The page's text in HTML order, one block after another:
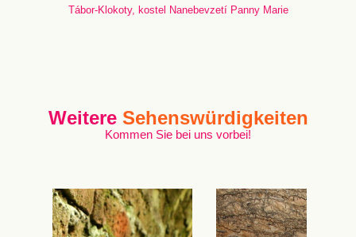
Tábor-Klokoty, kostel Nanebevzetí Panny Marie
Weitere Sehenswürdigkeiten
Kommen Sie bei uns vorbei!